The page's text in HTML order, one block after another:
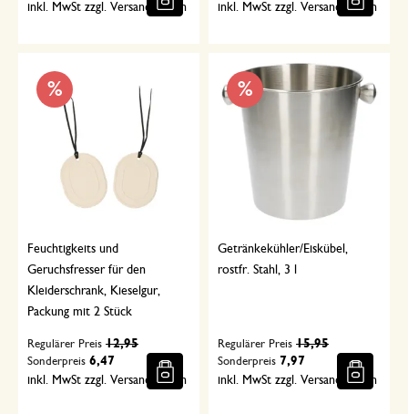
inkl. MwSt zzgl. Versandkosten inkl. MwSt zzgl. Versandkosten
%
Feuchtigkeits und
Geruchsfresser für den
Kleiderschrank, Kieselgur,
Packung mit 2 Stück
Sonderpreis 6,47
Regulärer Preis 12,95
inkl. MwSt zzgl. Versandkosten
%
Getränkekühler/Eiskübel,
rostfr. Stahl, 3 l
Sonderpreis 7,97
Regulärer Preis 15,95
inkl. MwSt zzgl. Versandkosten